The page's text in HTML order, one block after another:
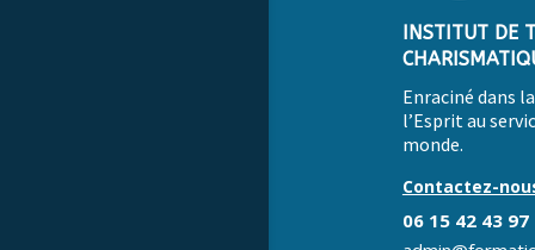
INSTITUT DE
Enraciné dans
l’Esprit au
monde.
Contactez-
06 15 42 43 97